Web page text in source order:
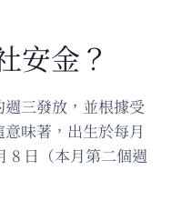
安金？
三發放，並根據受
味著，出生於每月
8 日（本月第二個週